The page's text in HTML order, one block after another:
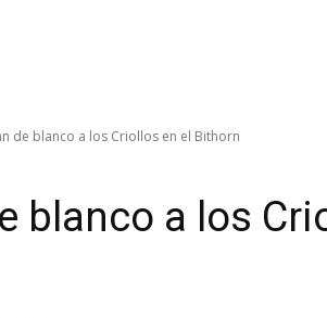
de blanco a los Criollos en el Bithorn
blanco a los